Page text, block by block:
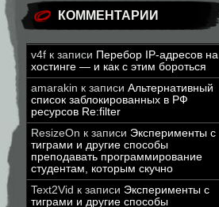
КОММЕНТАРИИ
v4f к записи Перебор IP-адресов на
хостинге — и как с этим бороться
amarakin к записи Альтернативный
список заблокированных в РФ
ресурсов Re:filter
ResizeOn к записи Эксперименты с
тиграми и другие способы
преподавать программирование
студентам, которым скучно
Text2Vid к записи Эксперименты с
тиграми и другие способы